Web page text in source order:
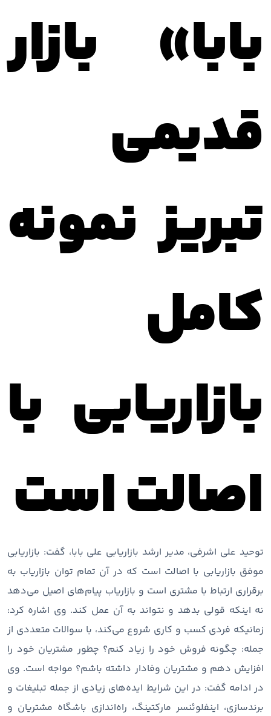
بابا»
بازار
قدیمی
تبریز نمونه
کامل
بازاریابی با
اصالت است
توحید علی اشرفی، مدیر ارشد بازاریابی علی بابا، گفت: بازاریابی
موفق بازاریابی با اصالت است که در آن تمام توان بازاریاب به
برقراری ارتباط با مشتری است و بازاریاب پیام‌های اصیل می‌دهد
نه اینکه قولی بدهد و نتواند به آن عمل کند. وی اشاره کرد:
زمانیکه فردی کسب و کاری شروع می‌کند، با سوالات متعددی از
جمله: چگونه فروش خود را زیاد کنم؟ چطور مشتریان خود را
افزایش دهم و مشتریان وفادار داشته باشم؟ مواجه است. وی
در ادامه گفت: در این شرایط ایده‌های زیادی از جمله تبلیغات و
برندسازی، اینفلوئنسر مارکتینگ، راه‌اندازی باشگاه مشتریان و